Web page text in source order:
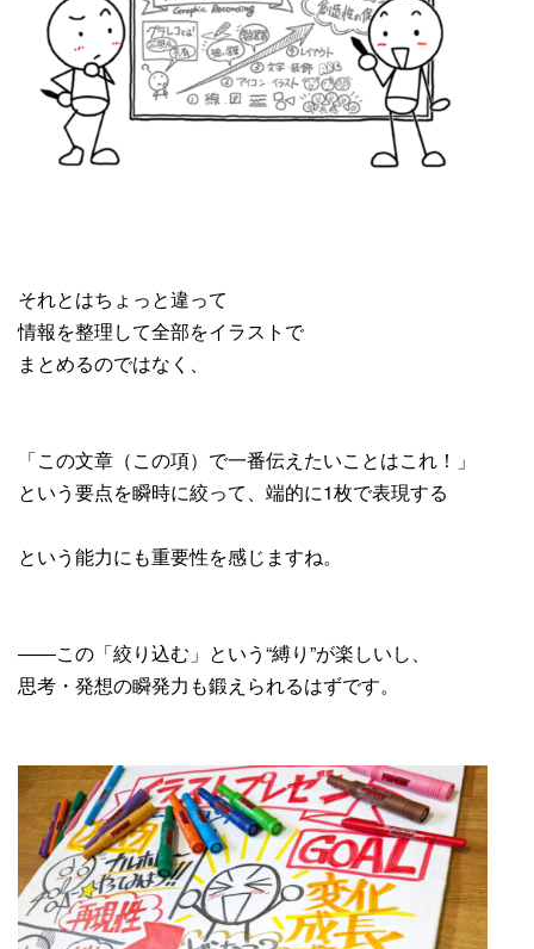
それとはちょっと違って
情報を整理して全部をイラストで
まとめるのではなく、
「この文章（この項）で一番伝えたいことはこれ！」
という要点を瞬時に絞って、端的に1枚で表現する
という能力にも重要性を感じますね。
――この「絞り込む」という“縛り”が楽しいし、
思考・発想の瞬発力も鍛えられるはずです。